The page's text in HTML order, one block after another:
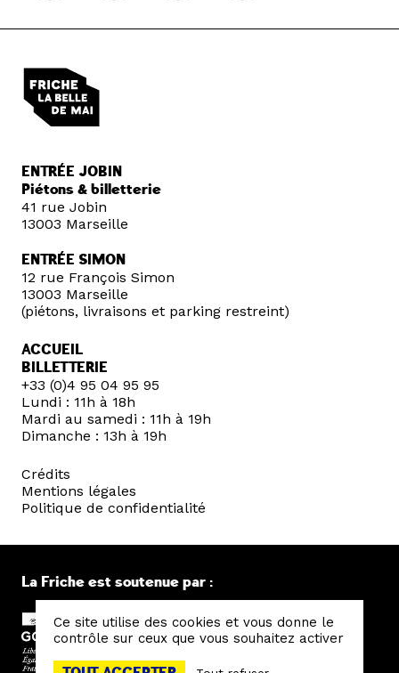
ENTRÉE JOBIN
Piétons & billetterie
41 rue Jobin
13003 Marseille
ENTRÉE SIMON
12 rue François Simon
13003 Marseille
(piétons, livraisons et parking restreint)
ACCUEIL
BILLETTERIE
+33 (0)4 95 04 95 95
Lundi : 11h à 18h
Mardi au samedi : 11h à 19h
Dimanche : 13h à 19h
Crédits
Mentions légales
Politique de confidentialité
La Friche est soutenue par :
Ce site utilise des cookies et vous donne le
contrôle sur ceux que vous souhaitez activer